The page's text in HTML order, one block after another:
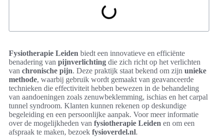
Fysiotherapie Leiden biedt een innovatieve en efficiënte
benadering van pijnverlichting die zich richt op het verlichten
van chronische pijn. Deze praktijk staat bekend om zijn unieke
methode, waarbij gebruik wordt gemaakt van geavanceerde
technieken die effectiviteit hebben bewezen in de behandeling
van aandoeningen zoals zenuwbeklemming, ischias en het carpal
tunnel syndroom. Klanten kunnen rekenen op deskundige
begeleiding en een persoonlijke aanpak. Voor meer informatie
over de mogelijkheden van fysiotherapie Leiden en om een
afspraak te maken, bezoek fysioverdel.nl.